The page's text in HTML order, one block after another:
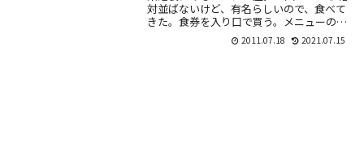
対並ばないけど、有名らしいので、食べて
きた。食券を入り口で買う。メニューの基
本はつけ麵。麺が冷たいか、温かいかを選
ぶ。食券機の上には下記の張り紙。＊＊＊
2011.07.18 2021.07.15